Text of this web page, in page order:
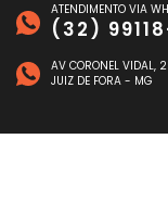
ATENDIMENTO VIA
(32)
AV CORONEL VIDAL,
JUIZ DE FORA - MG